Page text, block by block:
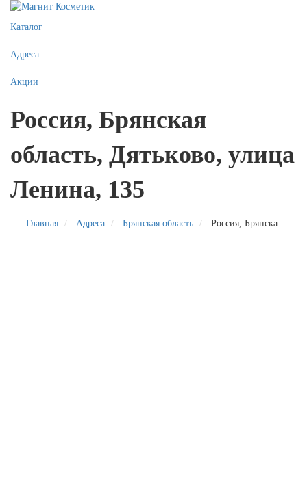
Каталог
Адреса
Акции
Россия, Брянская
область, Дятьково, улица
Ленина, 135
Главная Адреса Брянская область Россия, Брянска...